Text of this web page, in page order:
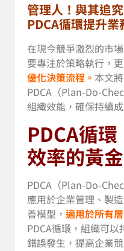
管理人！與其追
PDCA循環提升業
在現今競爭激烈的市
要專注於策略執行，
優化決策流程。 本文
PDCA（Plan-Do-
組織效能，確保持續成
PDCA循
效率的黃
PDCA（Plan-Do-
應用於企業管理、製
善模型， 適用於所有
PDCA循環，組織可
錯誤發生，提高企業